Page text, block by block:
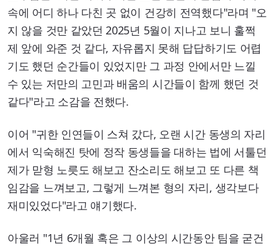
속에 어디 하나 다친 곳 없이 건강히 전역했다"라며 "오
지 않을 것만 같았던 2025년 5월이 지나고 보니 훌쩍
제 앞에 와준 것 같다, 자유롭지 못해 답답하기도 어렵
기도 했던 순간들이 있었지만 그 과정 안에서만 느낄
수 있는 저만의 고민과 배움의 시간들이 함께 했던 것
같다"라고 소감을 전했다.
이어 "귀한 인연들이 스쳐 갔다, 오랜 시간 동생의 자리
에서 익숙해진 탓에 정작 동생들을 대하는 법에 서툴던
제가 맏형 노릇도 해보고 잔소리도 해보고 또 다른 책
임감을 느껴보고, 그렇게 느껴본 형의 자리, 생각보다
재미있었다"라고 얘기했다.
아울러 "1년 6개월 혹은 그 이상의 시간동안 팀을 굳건